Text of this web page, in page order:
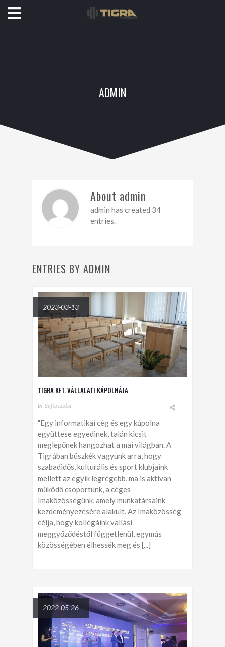
ADMIN
About admin
admin has created 34
entries.
ENTRIES BY ADMIN
2023-03-13
TIGRA KFT. VÁLLALATI KÁPOLNÁJA
In Sajtószoba
"Egy informatikai cég és egy kápolna
együttese egyedinek, talán kicsit
meglepőnek hangozhat a mai világban. A
Tigrában büszkék vagyunk arra, hogy
szabadidős, kulturális és sport klubjaink
mellett az egyik legrégebb, ma is aktívan
működő csoportunk, a céges
Imaközösségünk, amely munkatársaink
kezdeményezésére alakult. Az Imaközösség
célja, hogy kollégáink vallási
meggyőződéstől függetlenül, egymás
közösségében élhessék meg és [...]
2022-05-26